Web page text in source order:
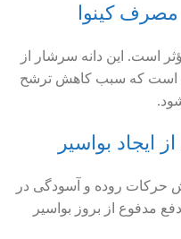
مصرف کینوا
است. این دانه سرشار از
است که سبب کاهش ترشح
ایجاد بواسیر
حرکات روده و آسودگی در
مدفوع از بروز بواسیر